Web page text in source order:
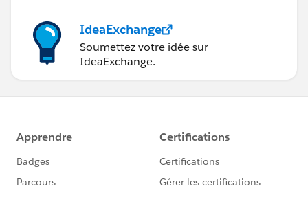
IdeaExchange
Soumettez votre idée sur
IdeaExchange.